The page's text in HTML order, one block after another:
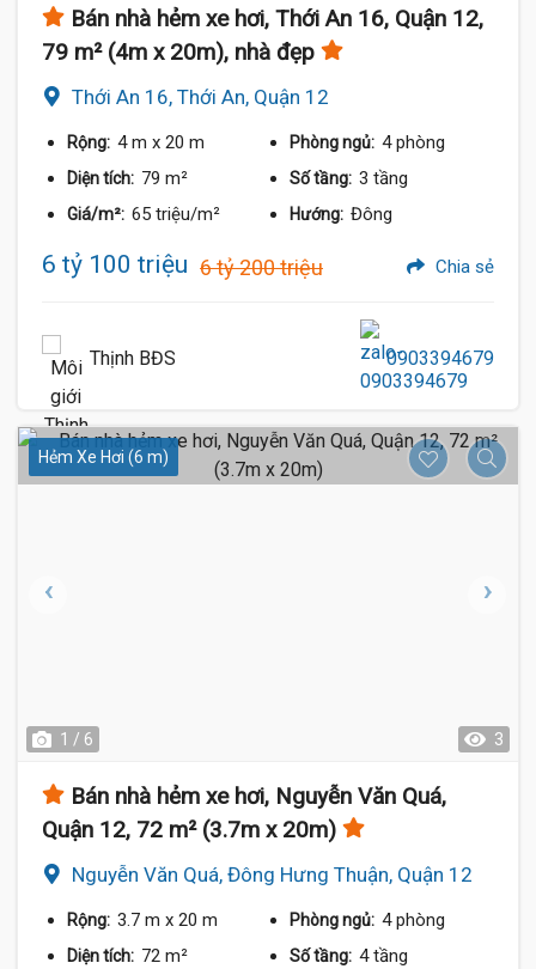
Bán nhà hẻm xe hơi, Thới An 16, Quận 12,
79 m² (4m x 20m), nhà đẹp
Thới An 16, Thới An, Quận 12
Rộng: 4 m x 20 m Phòng ngủ: 4 phòng
Diện tích: 79 m² Số tầng: 3 tầng
Giá/m²: 65 triệu/m² Hướng: Đông
6 tỷ 100 triệu 6 tỷ 200 triệu Chia sẻ
Thịnh BĐS 0903394679
Hẻm Xe Hơi (6 m)
1 / 6 3
Bán nhà hẻm xe hơi, Nguyễn Văn Quá,
Quận 12, 72 m² (3.7m x 20m)
Nguyễn Văn Quá, Đông Hưng Thuận, Quận 12
Rộng: 3.7 m x 20 m Phòng ngủ: 4 phòng
Diện tích: 72 m² Số tầng: 4 tầng